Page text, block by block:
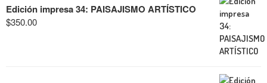
Edición impresa 34: PAISAJISMO ARTÍSTICO
$350.00